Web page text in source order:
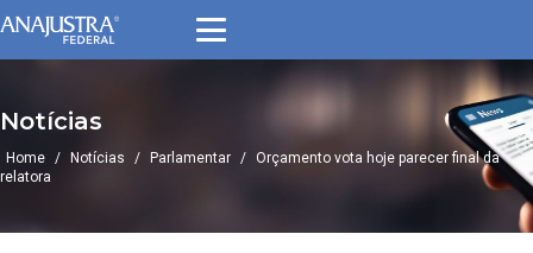
Notícias
Home / Notícias / Parlamentar / Orçamento vota hoje parecer final da
relatora